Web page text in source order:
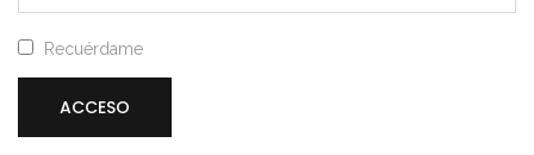
Recuérdame
ACCESO